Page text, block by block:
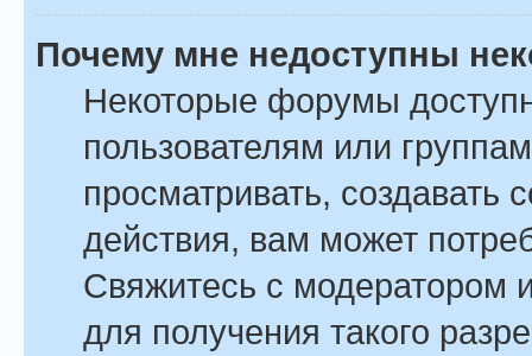
Почему мне недоступны
Некоторые форумы
пользователям или
просматривать, создавать
действия, вам может
Свяжитесь с модератором
для получения такого